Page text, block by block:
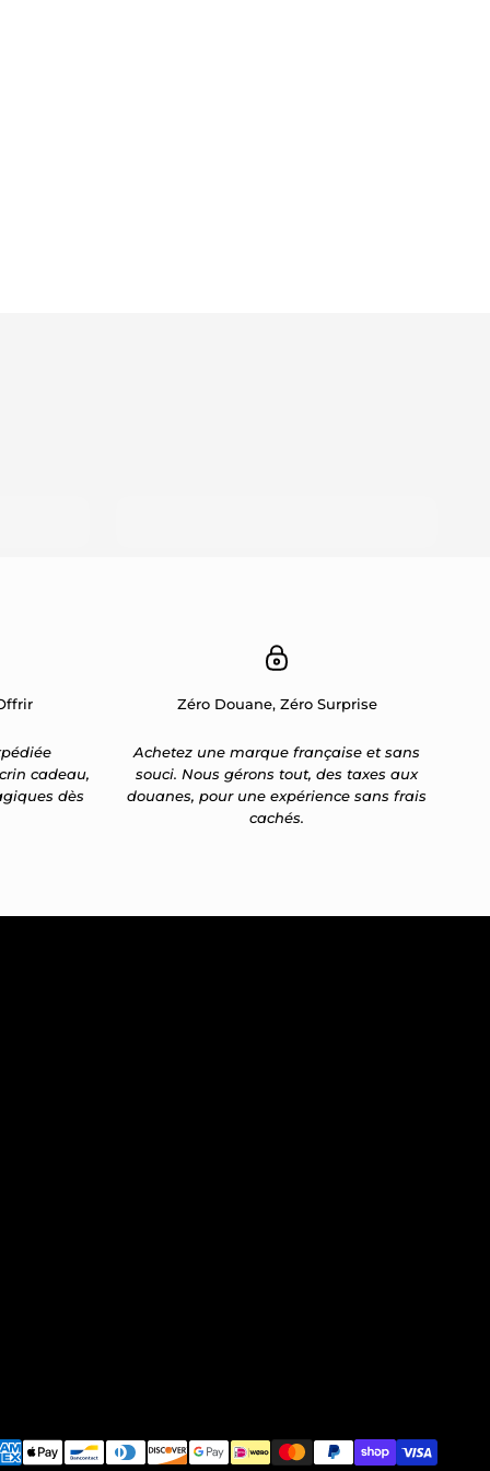
cadeau,
dès
Zéro Douane, Zéro Surprise
Achetez une marque française et sans
souci. Nous gérons tout, des taxes aux
douanes, pour une expérience sans frais
cachés.